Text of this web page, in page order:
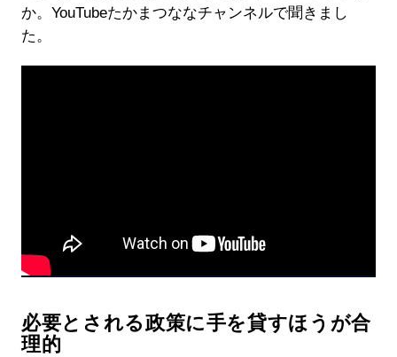
か。YouTubeたかまつななチャンネルで聞きまし
た。
必要とされる政策に手を貸すほうが合
理的